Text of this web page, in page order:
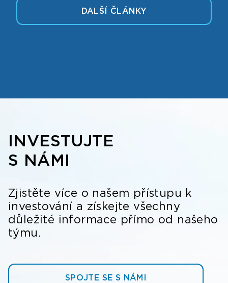
DALŠÍ ČLÁNKY
INVESTUJTE
S NÁMI
Zjistěte více o našem přístupu k
investování a získejte všechny
důležité informace přímo od našeho
týmu.
SPOJTE SE S NÁMI